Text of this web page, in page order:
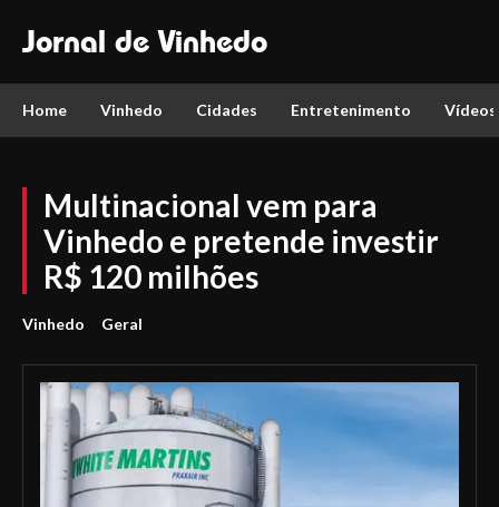
Jornal de Vinhedo
Home Vinhedo Cidades Entretenimento Vídeos
Multinacional vem para
Vinhedo e pretende investir
R$ 120 milhões
Vinhedo Geral